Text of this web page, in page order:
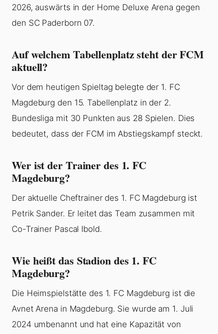
2026, auswärts in der Home Deluxe Arena gegen
den SC Paderborn 07.
Auf welchem Tabellenplatz steht der FCM
aktuell?
Vor dem heutigen Spieltag belegte der 1. FC
Magdeburg den 15. Tabellenplatz in der 2.
Bundesliga mit 30 Punkten aus 28 Spielen. Dies
bedeutet, dass der FCM im Abstiegskampf steckt.
Wer ist der Trainer des 1. FC
Magdeburg?
Der aktuelle Cheftrainer des 1. FC Magdeburg ist
Petrik Sander. Er leitet das Team zusammen mit
Co-Trainer Pascal Ibold.
Wie heißt das Stadion des 1. FC
Magdeburg?
Die Heimspielstätte des 1. FC Magdeburg ist die
Avnet Arena in Magdeburg. Sie wurde am 1. Juli
2024 umbenannt und hat eine Kapazität von